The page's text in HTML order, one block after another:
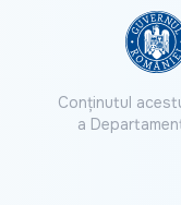
Conținutul
a